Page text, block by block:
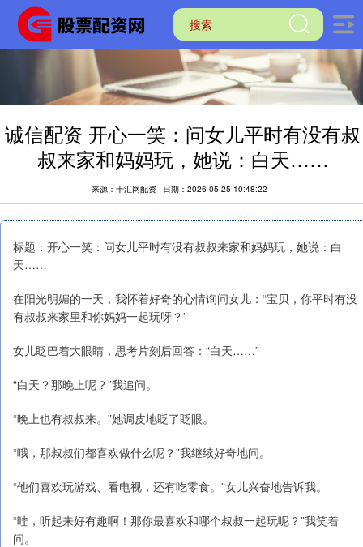
诚信配资 开心一笑：问女儿平时有没有叔
叔来家和妈妈玩，她说：白天……
来源：千汇网配资 日期：2026-05-25 10:48:22
标题：开心一笑：问女儿平时有没有叔叔来家和妈妈玩，她说：白
天……
在阳光明媚的一天，我怀着好奇的心情询问女儿：“宝贝，你平时有没
有叔叔来家里和你妈妈一起玩呀？”
女儿眨巴着大眼睛，思考片刻后回答：“白天……”
“白天？那晚上呢？”我追问。
“晚上也有叔叔来。”她调皮地眨了眨眼。
“哦，那叔叔们都喜欢做什么呢？”我继续好奇地问。
“他们喜欢玩游戏、看电视，还有吃零食。”女儿兴奋地告诉我。
“哇，听起来好有趣啊！那你最喜欢和哪个叔叔一起玩呢？”我笑着
问。